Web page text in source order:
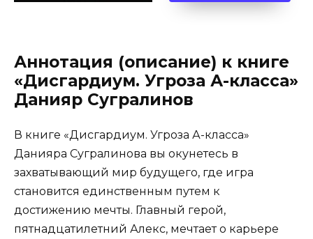
Аннотация (описание) к книге
«Дисгардиум. Угроза А-класса»
Данияр Сугралинов
В книге «Дисгардиум. Угроза А-класса»
Данияра Сугралинова вы окунетесь в
захватывающий мир будущего, где игра
становится единственным путем к
достижению мечты. Главный герой,
пятнадцатилетний Алекс, мечтает о карьере